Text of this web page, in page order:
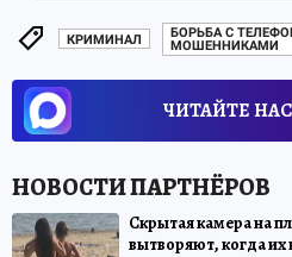
КРИМИНАЛ
БОРЬБА С
МОШЕННИКАМИ
ЧИТАЙТЕ
Скрытая камера на
вытворяют, когда их